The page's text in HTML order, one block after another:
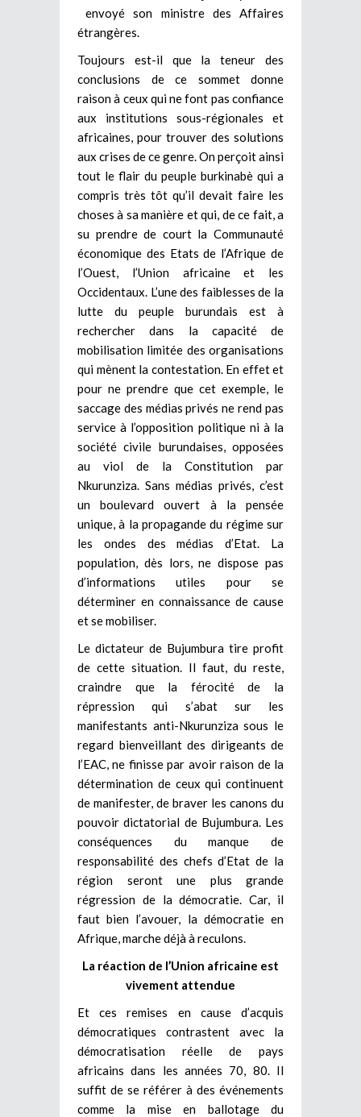
envoyé son ministre des Affaires
étrangères.
Toujours est-il que la teneur des
conclusions de ce sommet donne
raison à ceux qui ne font pas confiance
aux institutions sous-régionales et
africaines, pour trouver des solutions
aux crises de ce genre. On perçoit ainsi
tout le flair du peuple burkinabè qui a
compris très tôt qu’il devait faire les
choses à sa manière et qui, de ce fait, a
su prendre de court la Communauté
économique des Etats de l’Afrique de
l’Ouest, l’Union africaine et les
Occidentaux. L’une des faiblesses de la
lutte du peuple burundais est à
rechercher dans la capacité de
mobilisation limitée des organisations
qui mènent la contestation. En effet et
pour ne prendre que cet exemple, le
saccage des médias privés ne rend pas
service à l’opposition politique ni à la
société civile burundaises, opposées
au viol de la Constitution par
Nkurunziza. Sans médias privés, c’est
un boulevard ouvert à la pensée
unique, à la propagande du régime sur
les ondes des médias d’Etat. La
population, dès lors, ne dispose pas
d’informations utiles pour se
déterminer en connaissance de cause
et se mobiliser.
Le dictateur de Bujumbura tire profit
de cette situation. Il faut, du reste,
craindre que la férocité de la
répression qui s’abat sur les
manifestants anti-Nkurunziza sous le
regard bienveillant des dirigeants de
l’EAC, ne finisse par avoir raison de la
détermination de ceux qui continuent
de manifester, de braver les canons du
pouvoir dictatorial de Bujumbura. Les
conséquences du manque de
responsabilité des chefs d’Etat de la
région seront une plus grande
régression de la démocratie. Car, il
faut bien l’avouer, la démocratie en
Afrique, marche déjà à reculons.
La réaction de l’Union africaine est
vivement attendue
Et ces remises en cause d’acquis
démocratiques contrastent avec la
démocratisation réelle de pays
africains dans les années 70, 80. Il
suffit de se référer à des événements
comme la mise en ballotage du